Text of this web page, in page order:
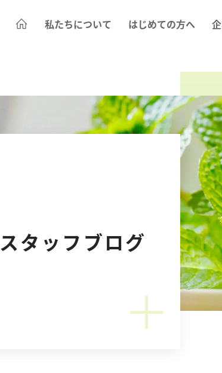
私たちについて はじめての方へ
スタッフブログ